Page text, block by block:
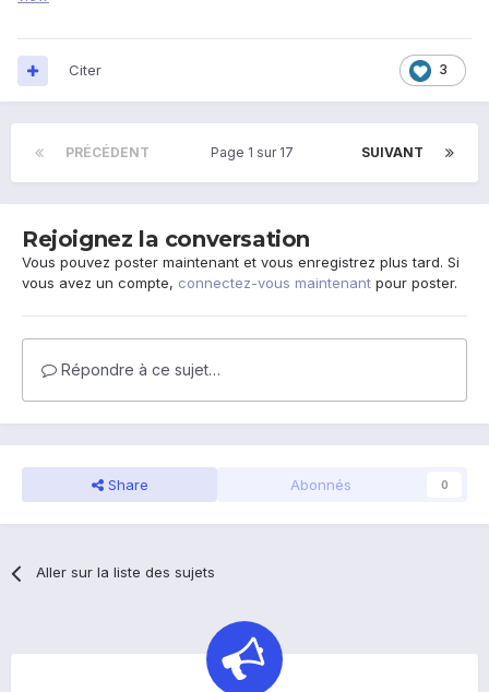
3
Citer
PRÉCÉDENT SUIVANT
Page 1 sur 17
Rejoignez la conversation
Vous pouvez poster maintenant et vous enregistrez plus tard. Si
vous avez un compte, connectez-vous maintenant pour poster.
Répondre à ce sujet…
Share Abonnés 0
Aller sur la liste des sujets